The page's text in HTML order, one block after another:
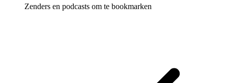
Zenders en podcasts om te bookmarken